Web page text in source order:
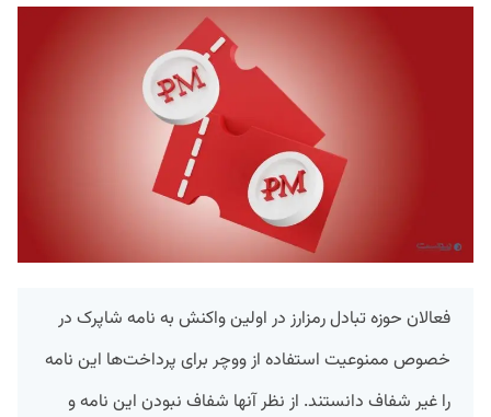
فعالان حوزه تبادل رمزارز در اولین واکنش به نامه شاپرک در
خصوص ممنوعیت استفاده از ووچر برای پرداخت‌ها این نامه
را غیر شفاف دانستند. از نظر آنها شفاف نبودن این نامه و